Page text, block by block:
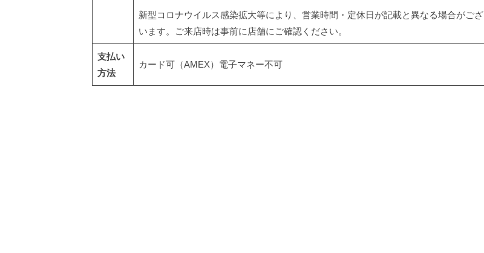
新型コロナウイルス感染拡大等により、営業時間・定休日が記載と異なる場合がござ
います。ご来店時は事前に店舗にご確認ください。
支払い
方法
カード可（AMEX）電子マネー不可